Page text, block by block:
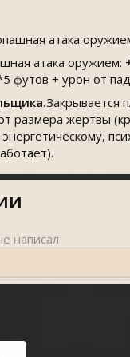
атака
атака оружием:
футов + урон от
Закрывается
размера жертвы
энергетическому,